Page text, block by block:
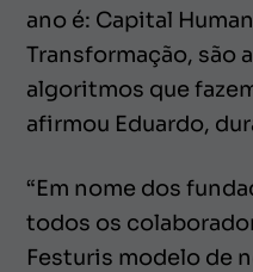
ano é: Capital
Transformação, são
algoritmos que
afirmou Eduardo,
“Em nome dos
todos os
Festuris modelo de